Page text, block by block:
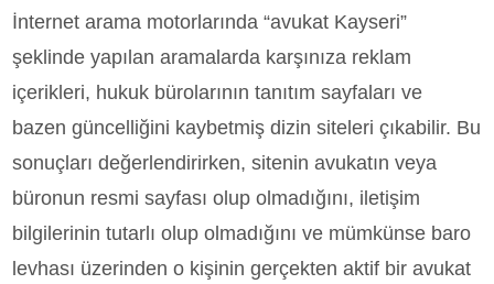
İnternet arama motorlarında “avukat Kayseri”
şeklinde yapılan aramalarda karşınıza reklam
içerikleri, hukuk bürolarının tanıtım sayfaları ve
bazen güncelliğini kaybetmiş dizin siteleri çıkabilir. Bu
sonuçları değerlendirirken, sitenin avukatın veya
büronun resmi sayfası olup olmadığını, iletişim
bilgilerinin tutarlı olup olmadığını ve mümkünse baro
levhası üzerinden o kişinin gerçekten aktif bir avukat